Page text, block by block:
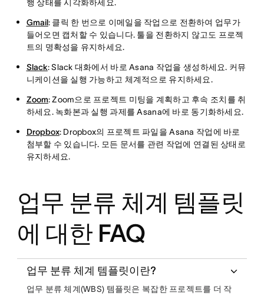
행 상태를 시각화하세요.
Gmail: 클릭 한 번으로 이메일을 작업으로 전환하여 업무가
들어오면 캡처할 수 있습니다. 툴을 전환하지 않고도 프로젝
트의 명확성을 유지하세요.
Slack: Slack 대화에서 바로 Asana 작업을 생성하세요. 커뮤
니케이션을 실행 가능하고 체계적으로 유지하세요.
Zoom: Zoom으로 프로젝트 미팅을 계획하고 후속 조치를 취
하세요. 녹화본과 실행 과제를 Asana에 바로 동기화하세요.
Dropbox: Dropbox의 프로젝트 파일을 Asana 작업에 바로
첨부할 수 있습니다. 모든 문서를 관련 작업에 연결된 상태로
유지하세요.
업무 분류 체계 템플릿
에 대한 FAQ
업무 분류 체계 템플릿이란?
업무 분류 체계(WBS) 템플릿은 복잡한 프로젝트를 더 작